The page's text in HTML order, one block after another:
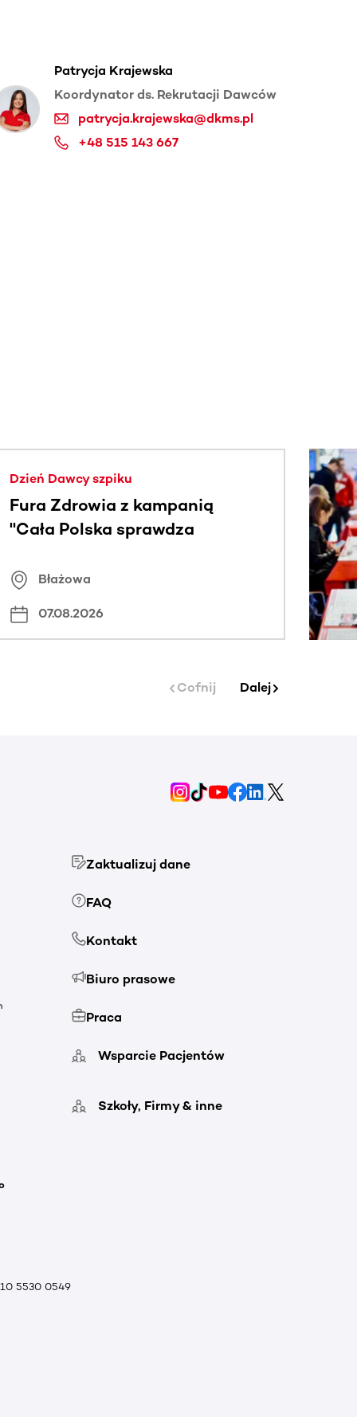
Patrycja Krajewska
Koordynator ds. Rekrutacji Dawców
patrycja.krajewska@dkms.pl
+48 515 143 667
Dzień Dawcy szpiku
Fura Zdrowia z kampanią
"Cała Polska sprawdza
Błażowa
07.08.2026
Cofnij Dalej
Zaktualizuj dane
FAQ
Kontakt
Biuro prasowe
Praca
Wsparcie Pacjentów
Szkoły, Firmy & inne
5530 0549